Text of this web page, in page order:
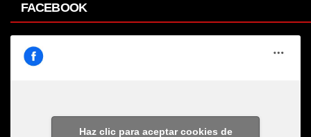
FACEBOOK
Haz clic para aceptar cookies de